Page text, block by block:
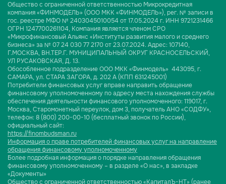
Общество с ограниченной ответственностью Микрокредитная
компания «ФИНМОДЕЛЬ» (ООО МКК «ФИНМОДЕЛЬ»), рег. № записи в
гос. реестре МФО № 2403045010054 от 17.05.2024 г. ИНН 9721231466
ОГРН 1247700261104, Компания является членом СРО
«Микрофинансовый Альянс «Институты развития малого и среднего
бизнеса» за № 07 24 030 77 2170 от 23.07.2024. Адрес: 107140,
Г.МОСКВА, ВН.ТЕР.Г. МУНИЦИПАЛЬНЫЙ ОКРУГ КРАСНОСЕЛЬСКИЙ,
УЛ РУСАКОВСКАЯ, Д. 13.
Обособленное подразделение ООО МКК «Финмодель» 443095, г.
САМАРА, ул. СТАРА ЗАГОРА, д. 202 А (КПП 631245001)
Потребители финансовых услуг вправе направить обращение
финансовому уполномоченному по адресу места нахождения службы
обеспечения деятельности финансового уполномоченного: 119017, г.
Москва, Старомонетный переулок, дом 3, получатель АНО «СОДФУ»,
телефон: 8 (800) 200-00-10 (бесплатный звонок по России),
официальный сайт:
https://finombudsman.ru
Информация о праве потребителей финансовых услуг на направление
обращения финансовому уполномоченному
Более подробная информация о порядке направления обращения
финансовому уполномоченному – в разделе «О нас», в закладке
«Документы»
Общество с ограниченной ответственностью «КапиталЪ-НТ» (ранее